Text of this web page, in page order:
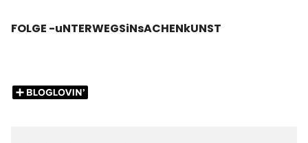
FOLGE -uNTERWEGSiNsACHENkUNST